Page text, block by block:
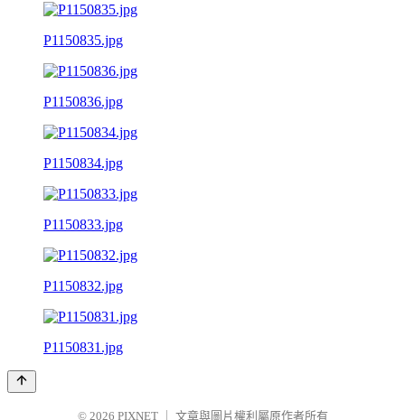
P1150835.jpg
P1150836.jpg
P1150834.jpg
P1150833.jpg
P1150832.jpg
P1150831.jpg
© 2026 PIXNET 文章與圖片權利屬原作者所有